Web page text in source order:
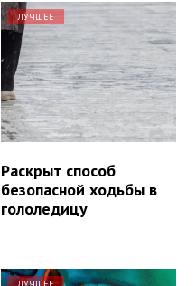
ЛУЧШЕЕ
Раскрыт способ
безопасной ходьбы в
гололедицу
ЛУЧШЕЕ